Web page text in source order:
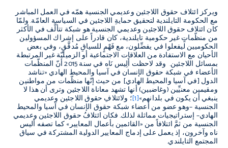
ويركز ائتلاف حقوق اللاجئين وعديمي الجنسية همّه في العمل المباشر
مع الحكومة التايلندية لتحقيق حمايةِ اللاجئين في السياسة العامّة. ولمّا
كان ائتلاف حقوق اللاجئين وعديمي الجنسية هو شبكة تتألَّف في الأكثر
من منظّماتٍ غير حكومية تايلندية، كان قادراً على إشراك المسؤولين
الحكوميين ليفعلوا في يفضِّلون، مع فَهْمٍ للسياقِ مُدقَّقٍ، وفي بعض
الأحيان مع الاستفادة من العلاقات الاجتماعية أو الزميليّة غير المرتبطة
بمسائل اللاجئين. وقد لاحظت أَلِيس نَاه في سنة 2015 أنّ المنظّمات
الأعضاء في شبكة حقوق الإنسان في آسيا والمحيط الهادي «تناشد
الدول [في آسيا والمحيط الهادي] من حيث إنّها منظّمات من مواطنين
ومقيمين معنيِّين (وغاضبين) أنها تشهد معاناة اللاجئين وترى أن هذا لا
ينبغي أن يكون في بلدانهم»[1] ؛ ولائتلافِ حقوق اللاجئين وعديمي
الجنسية –وهو عضو من أعضاء شبكة حقوق الإنسان في آسيا والمحيط
الهادي– إستراتيجيات مماثلة لذلك. فكان ائتلافُ حقوق اللاجئين وعديمي
الجنسية من ثمَّ ائتلافاً من «القائمين بأعمال المعايير» كما تصفه أليس
ناه وآخرون، إذ يعمل على إدماج المعايير الدولية المشتركة في سياق
المجتمع التايلندي.